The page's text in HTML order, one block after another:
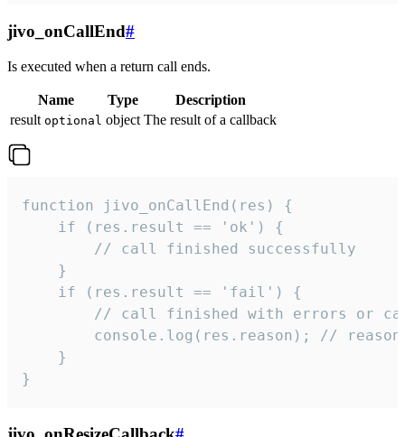
jivo_onCallEnd#
Is executed when a return call ends.
Name Type
Description
result optional object The result of a callback
function jivo_onCallEnd(res) {
    if (res.result == 'ok') {
        // call finished successfully
    }
    if (res.result == 'fail') {
// call finished with errors or
console.log(res.reason); //
    }
}